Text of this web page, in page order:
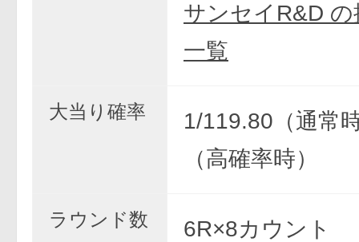
サンセイR&D の
一覧
大当り確率
1/119.80（通常
（高確率時）
ラウンド数 6R×8カウント